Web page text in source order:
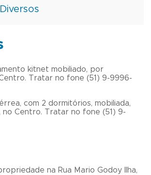
kitnet mobiliado, por
Tratar no fone (51) 9-9996-
com 2 dormitórios, mobiliada,
Centro. Tratar no fone (51) 9-
na Rua Mario Godoy Ilha,